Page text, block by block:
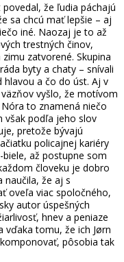
že ľudia páchajú
sa chcú mať lepšie – aj
iné. Naozaj je to až
trestných činov,
zatvorené. Skupina
byty a chaty – snívali
a čo do úst. Aj v
vyšlo, že motívom
to znamená niečo
však podľa jeho slov
pretože bývajú
policajnej kariéry
až postupne som
človeku je dobro
naučila, že aj s
oveľa viac spoločného,
autor úspešných
hnev a peniaze
vďaka tomu, že ich Jørn
pôsobia tak